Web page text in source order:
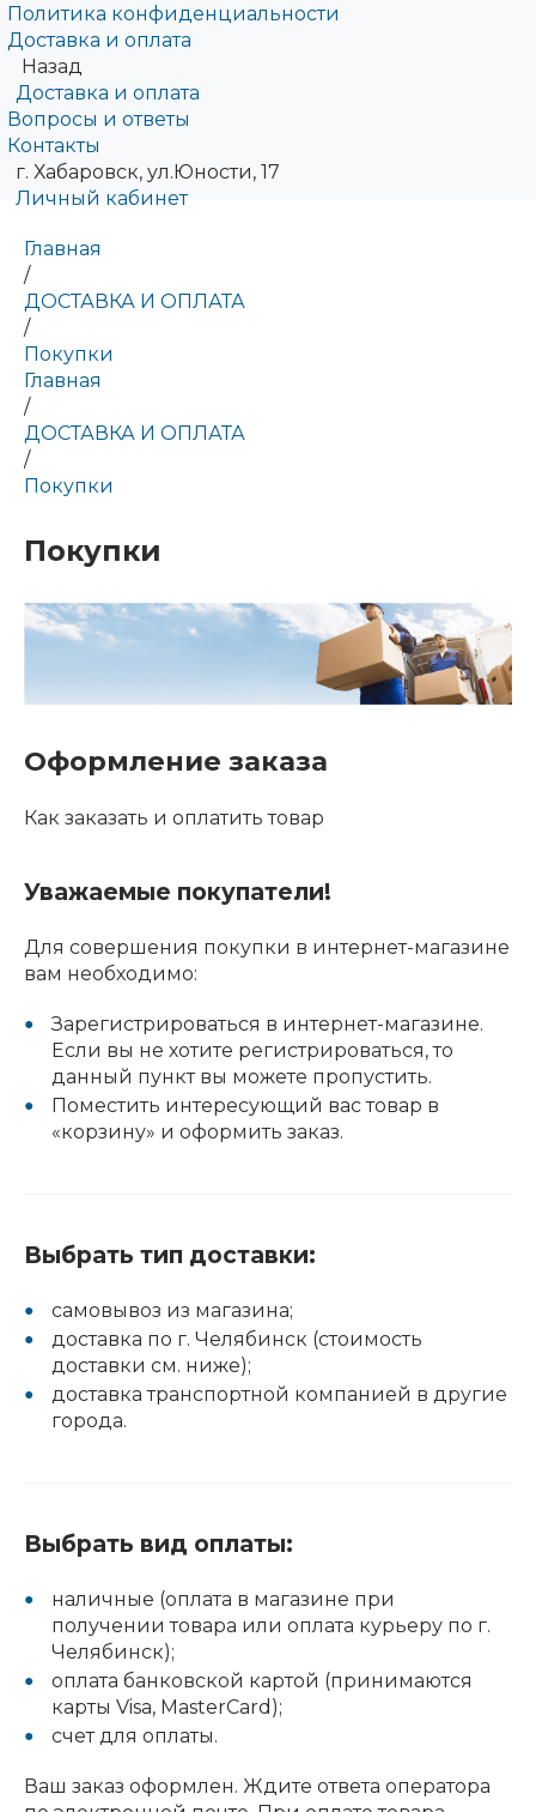
Политика конфиденциальности
Доставка и оплата
Назад
Доставка и оплата
Вопросы и ответы
Контакты
г. Хабаровск, ул.Юности, 17
Личный кабинет
Главная
/
ДОСТАВКА И ОПЛАТА
/
Покупки
Главная
/
ДОСТАВКА И ОПЛАТА
/
Покупки
Покупки
Оформление заказа
Как заказать и оплатить товар
Уважаемые покупатели!
Для совершения покупки в интернет-магазине
вам необходимо:
Зарегистрироваться в интернет-магазине.
Если вы не хотите регистрироваться, то
данный пункт вы можете пропустить.
Поместить интересующий вас товар в
«корзину» и оформить заказ.
Выбрать тип доставки:
самовывоз из магазина;
доставка по г. Челябинск (стоимость
доставки см. ниже);
доставка транспортной компанией в другие
города.
Выбрать вид оплаты:
наличные (оплата в магазине при
получении товара или оплата курьеру по г.
Челябинск);
оплата банковской картой (принимаются
карты Visa, MasterCard);
счет для оплаты.
Ваш заказ оформлен. Ждите ответа оператора